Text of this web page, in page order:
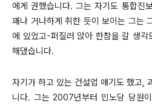
에게 권했습니다. 그는 자기도 통합진
꽤나 거나하게 취한 듯이 보이는 그는
에 있었고-퍼질러 앉아 한참을 갈 생
해댔습니다.
자기가 하고 있는 건설업 얘기도 했고,
니다. 그는 2007년부터 민노당 당원